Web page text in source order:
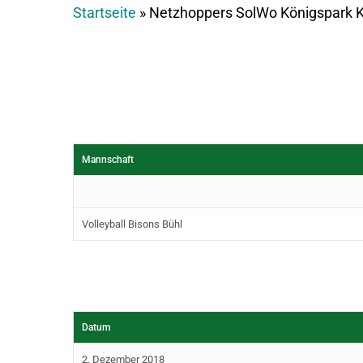
Startseite » Netzhoppers SolWo Königspark
Mannschaft
Volleyball Bisons Bühl
Datum
2. Dezember 2018